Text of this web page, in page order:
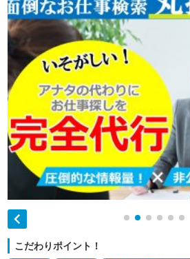

こだわりポイント！